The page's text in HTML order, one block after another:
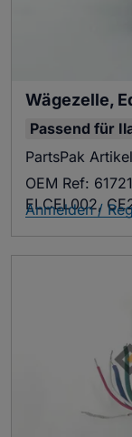
Wägezelle,
Passend für
PartsPak
OEM Ref:
ELCEL002,
Anmelden /